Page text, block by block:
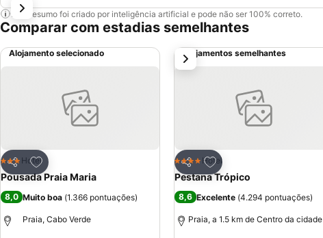
Este resumo foi criado por inteligência artificial e pode não ser 100% correto.
Comparar com estadias semelhantes
Alojamento selecionado
Partilhar
Adicionar aos favoritos
3 Estrelas
Hotel
Pousada Praia Maria
8,0 Muito boa (1.366 pontuações)
Praia, Cabo Verde
Alojamentos semelhantes
Partilhar
Adicionar aos favoritos
4 EstrelasHotel
Pestana Trópico
8,6 Excelente (4.294 pontuações)
Praia, a 1.5 km de Centro da cidade
próximo